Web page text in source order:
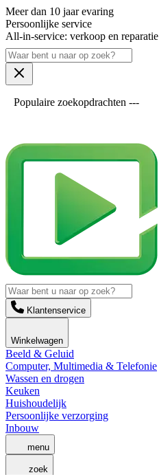
Meer dan 10 jaar evaring
Persoonlijke service
All-in-service: verkoop en reparatie
Populaire zoekopdrachten ---
Klantenservice
Winkelwagen
Beeld & Geluid
Computer, Multimedia & Telefonie
Wassen en drogen
Keuken
Huishoudelijk
Persoonlijke verzorging
Inbouw
menu
zoek